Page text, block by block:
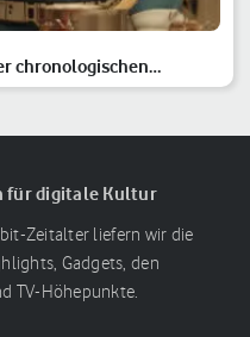
chronologischen
für digitale Kultur
Zeitalter liefern wir die
Gadgets, den
TV-Höhepunkte.